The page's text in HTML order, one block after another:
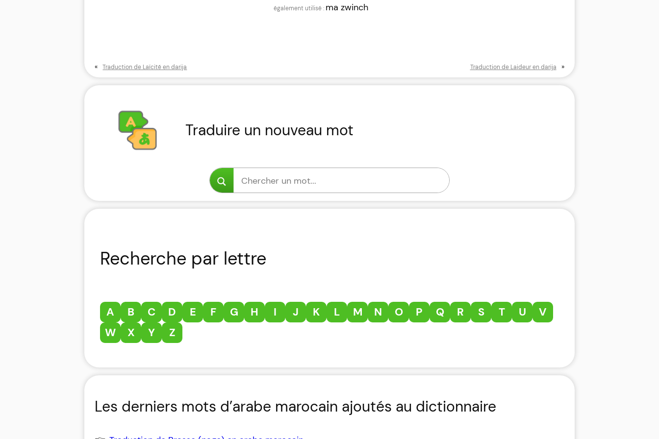
ma zwinch
« Traduction de Laïcité en darija Traduction de Laideur en darija »
Traduire un nouveau mot
Recherche par lettre
A B C D E F G H I J K L M N O P Q R S T U
V
W
X Y Z
Les derniers mots d’arabe marocain ajoutés au dictionnaire